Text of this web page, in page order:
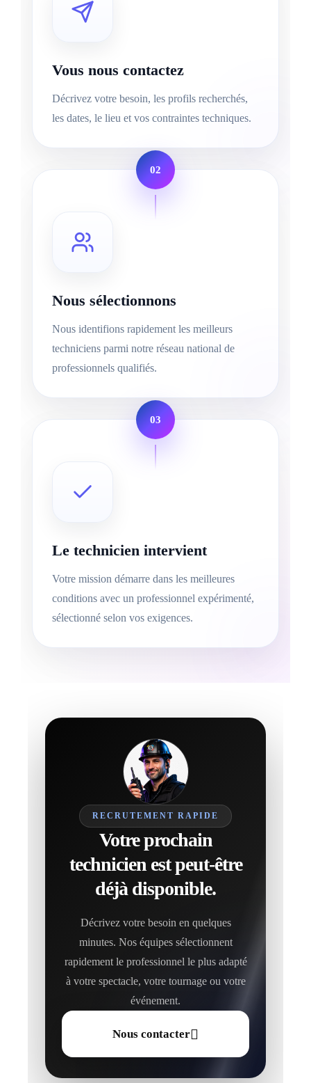
Vous nous contactez
Décrivez votre besoin, les profils recherchés,
les dates, le lieu et vos contraintes techniques.
02
Nous sélectionnons
Nous identifions rapidement les meilleurs
techniciens parmi notre réseau national de
professionnels qualifiés.
03
Le technicien intervient
Votre mission démarre dans les meilleures
conditions avec un professionnel expérimenté,
sélectionné selon vos exigences.
RECRUTEMENT RAPIDE
Votre prochain
technicien est peut-être
déjà disponible.
Décrivez votre besoin en quelques
minutes. Nos équipes sélectionnent
rapidement le professionnel le plus adapté
à votre spectacle, votre tournage ou votre
événement.
Nous contacter